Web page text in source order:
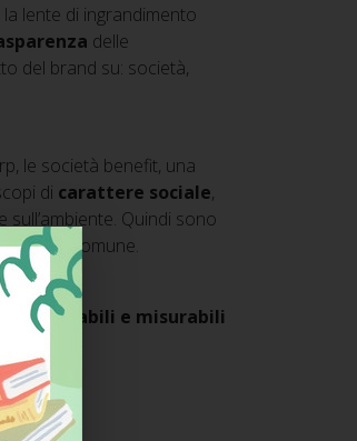
lente di ingrandimento
delle
del brand su: società,
le società benefit, una
di carattere sociale,
Quindi sono
comune.
certificabili e misurabili